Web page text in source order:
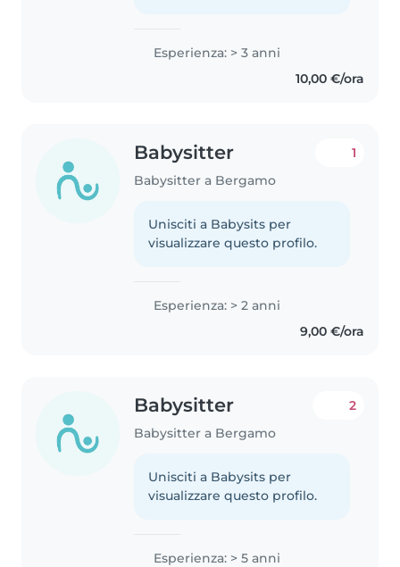
Esperienza: > 3 anni
10,00 €/ora
Babysitter
Babysitter a Bergamo
1
Unisciti a Babysits per
visualizzare questo profilo.
Esperienza: > 2 anni
9,00 €/ora
Babysitter
Babysitter a Bergamo
2
Unisciti a Babysits per
visualizzare questo profilo.
Esperienza: > 5 anni